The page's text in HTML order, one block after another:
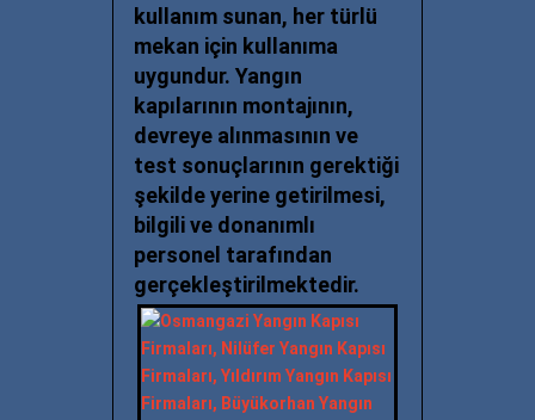
kullanım sunan, her türlü
mekan için kullanıma
uygundur. Yangın
kapılarının montajının,
devreye alınmasının ve
test sonuçlarının gerektiği
şekilde yerine getirilmesi,
bilgili ve donanımlı
personel tarafından
gerçekleştirilmektedir.